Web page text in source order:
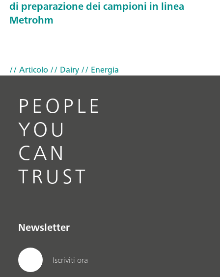
di preparazione dei campioni in linea
Metrohm
// Articolo // Dairy// Energia
PEOPLE
YOU
CAN
TRUST
Newsletter
Iscriviti ora